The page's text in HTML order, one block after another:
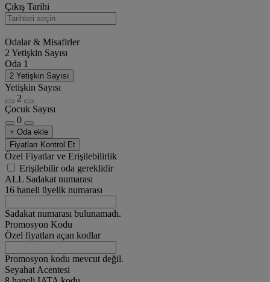
Çıkış Tarihi
Odalar & Misafirler
2 Yetişkin Sayısı
Oda 1
2 Yetişkin Sayısı
Yetişkin Sayısı
2
Çocuk Sayısı
0
+ Oda ekle
Fiyatları Kontrol Et
Özel Fiyatlar ve Erişilebilirlik
Erişilebilir oda gereklidir
ALL Sadakat numarası
16 haneli üyelik numarası
Sadakat numarası bulunamadı.
Promosyon Kodu
Özel fiyatları açan kodlar
Promosyon kodu mevcut değil.
Seyahat Acentesi